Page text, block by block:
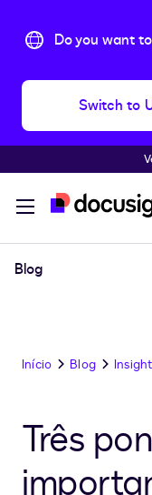
Do you want
Switch to
Pular para o
Blog
Início Blog
Três